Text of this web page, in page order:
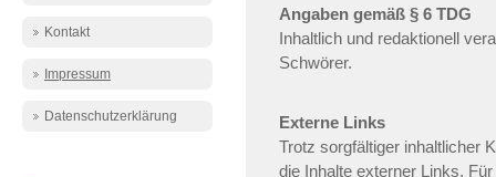
Kontakt
Impressum
Datenschutzerklärung
Angaben gemäß § 6 TDG
Inhaltlich und redaktionell
Schwörer.
Externe Links
Trotz sorgfältiger inhaltlicher
die Inhalte externer Links.